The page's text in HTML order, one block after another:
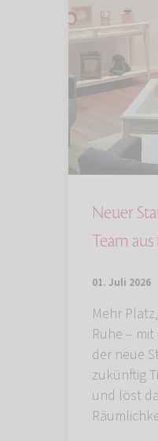
Neuer
Team
01. Juli 2026
Mehr
Ruhe –
der neue
zukünftig
und löst